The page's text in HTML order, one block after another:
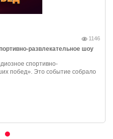
1146
развлекательное шоу
спортивно-
побед». Это событие собрало